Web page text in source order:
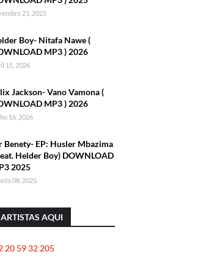
21, 2025
Boy- Nitafa Nawe (
MP3 ) 2026
15, 2026
Jackson- Vano Vamona (
MP3 ) 2026
16, 2026
Benety- EP: Husler Mbazima
Helder Boy) DOWNLOAD
2025
08, 2025
AQUI